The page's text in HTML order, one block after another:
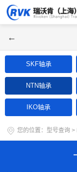
←
SKF轴承
NTN轴承
IKO轴承
您的位置： 型号查询 >